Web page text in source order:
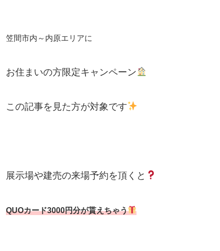
笠間市内～内原エリアに
お住まいの方限定キャンペーン
この記事を見た方が対象です
展示場や建売の来場予約を頂くと
QUOカード3000円分が貰えちゃう